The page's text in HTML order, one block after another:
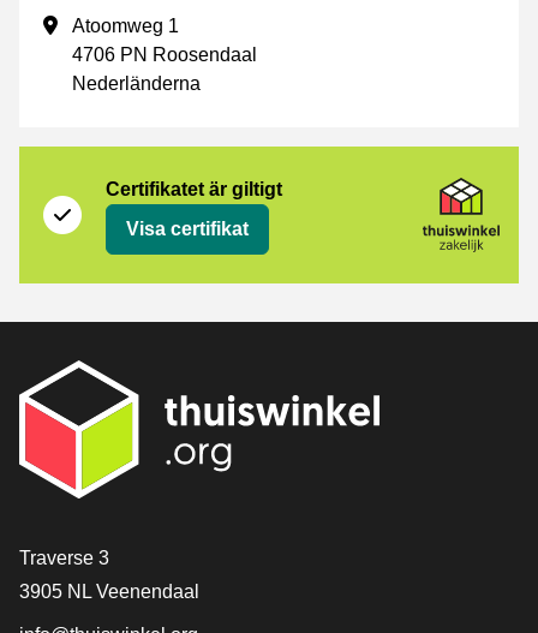
Företagsadress
Atoomweg 1
4706 PN Roosendaal
Nederländerna
Certifikatet är giltigt
Visa certifikat
[_General:Contact]
Traverse 3
3905 NL Veenendaal